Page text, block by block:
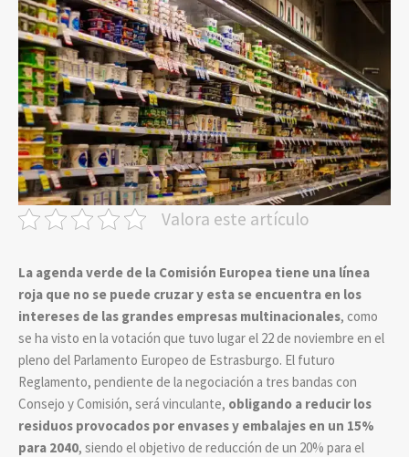
Valora este artículo
La agenda verde de la Comisión Europea tiene una línea
roja que no se puede cruzar y esta se encuentra en los
intereses de las grandes empresas multinacionales, como
se ha visto en la votación que tuvo lugar el 22 de noviembre en el
pleno del Parlamento Europeo de Estrasburgo. El futuro
Reglamento, pendiente de la negociación a tres bandas con
Consejo y Comisión, será vinculante, obligando a reducir los
residuos provocados por envases y embalajes en un 15%
para 2040, siendo el objetivo de reducción de un 20% para el